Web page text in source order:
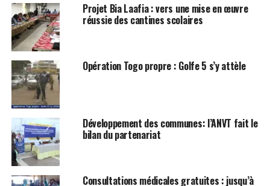
Projet Bia Laafia : vers une mise en œuvre
réussie des cantines scolaires
Opération Togo propre : Golfe 5 s’y attèle
Développement des communes: l’ANVT fait le
bilan du partenariat
Consultations médicales gratuites : jusqu’à